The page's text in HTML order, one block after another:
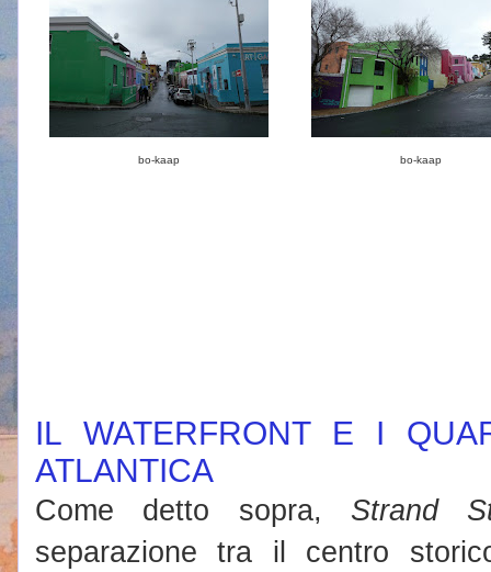
bo-kaap bo-kaap
IL WATERFRONT E I
ATLANTICA
Come detto sopra, Strand
separazione tra il centro